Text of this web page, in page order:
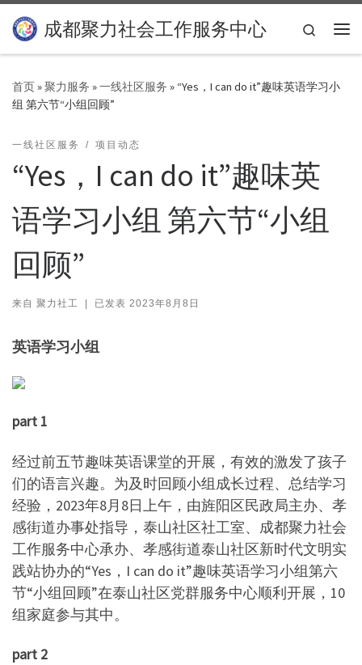
Skip to content
成都聚力社会工作服务中心
Search
首页»聚力服务 »一线社区服务 » “Yes，I can do it”趣味英语学习小
组 第六节“小组回顾”
一线社区服务 项目动态
“Yes，I can do it”趣味英
语学习小组 第六节“小组
回顾”
来自 聚力社工 | 已发表 2023年8月8日
英语学习小组
part 1
经过前五节趣味英语课堂的开展，有效的激发了孩子
们的语言兴趣。为及时回顾小组成长过程、总结学习
经验，2023年8月8日上午，由旌阳区民政局主办、孝
感街道办事处指导，泰山社区社工室、成都聚力社会
工作服务中心承办、孝感街道泰山社区新时代文明实
践站协办的“Yes，I can do it”趣味英语学习小组第六
节“小组回顾”在泰山社区党群服务中心顺利开展，10
组家庭参与其中。
part 2